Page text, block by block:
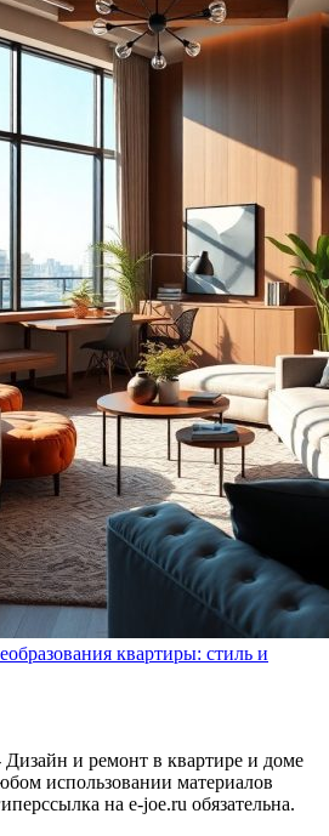
квартиры: стиль и
и ремонт в квартире и доме
использовании материалов
на e-joe.ru обязательна.